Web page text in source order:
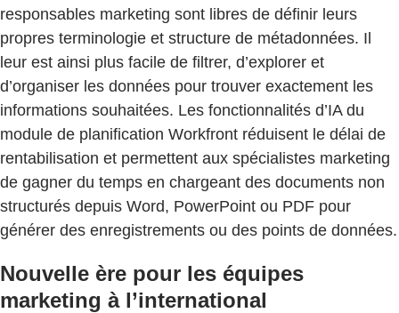
responsables marketing sont libres de définir leurs
propres terminologie et structure de métadonnées. Il
leur est ainsi plus facile de filtrer, d’explorer et
d’organiser les données pour trouver exactement les
informations souhaitées. Les fonctionnalités d’IA du
module de planification Workfront réduisent le délai de
rentabilisation et permettent aux spécialistes marketing
de gagner du temps en chargeant des documents non
structurés depuis Word, PowerPoint ou PDF pour
générer des enregistrements ou des points de données.
Nouvelle ère pour les équipes
marketing à l’international